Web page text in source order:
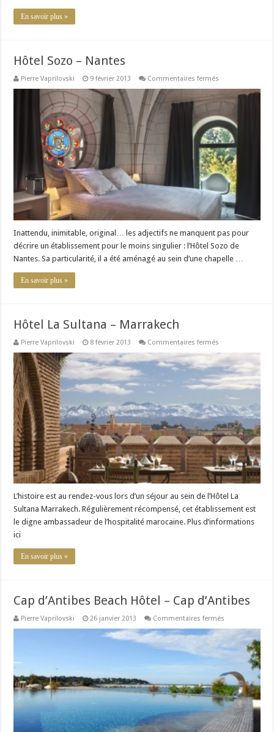
En savoir plus »
Hôtel Sozo – Nantes
Pierre Vaprilovski 9 février 2013 Commentaires fermés
Sozo
–
Inattendu, inimitable, original… les adjectifs ne manquent pas pour
décrire un établissement pour le moins singulier : l’Hôtel Sozo de
Nantes. Sa particularité, il a été aménagé au sein d’une chapelle …
En savoir plus »
Hôtel La Sultana – Marrakech
Pierre Vaprilovski 8 février 2013 Commentaires fermés
La
Sultana
–
Marrakech
L’histoire est au rendez-vous lors d’un séjour au sein de l’Hôtel La
Sultana Marrakech. Régulièrement récompensé, cet établissement est
le digne ambassadeur de l’hospitalité marocaine. Plus d’informations
ici
En savoir plus »
Cap d’Antibes Beach Hôtel – Cap d’Antibes
Pierre Vaprilovski 26 janvier 2013 Commentaires fermés
Hôtel
d’Antibes